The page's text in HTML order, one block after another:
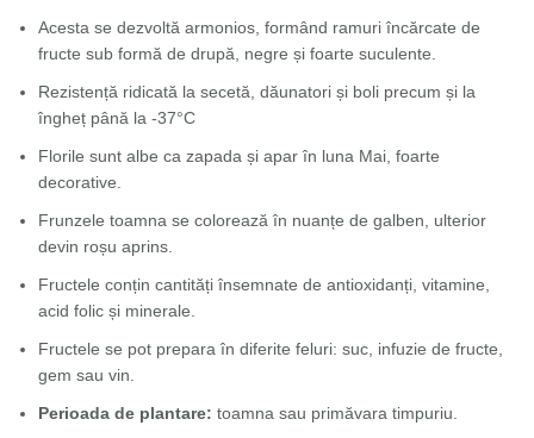
Acesta se dezvoltă armonios, formând ramuri încărcate de
fructe sub formă de drupă, negre și foarte suculente.
Rezistență ridicată la secetă, dăunatori și boli precum și la
îngheț până la -37°C
Florile sunt albe ca zapada și apar în luna Mai, foarte
decorative.
Frunzele toamna se colorează în nuanțe de galben, ulterior
devin roșu aprins.
Fructele conțin cantități însemnate de antioxidanți, vitamine,
acid folic și minerale.
Fructele se pot prepara în diferite feluri: suc, infuzie de fructe,
gem sau vin.
Perioada de plantare: toamna sau primăvara timpuriu.